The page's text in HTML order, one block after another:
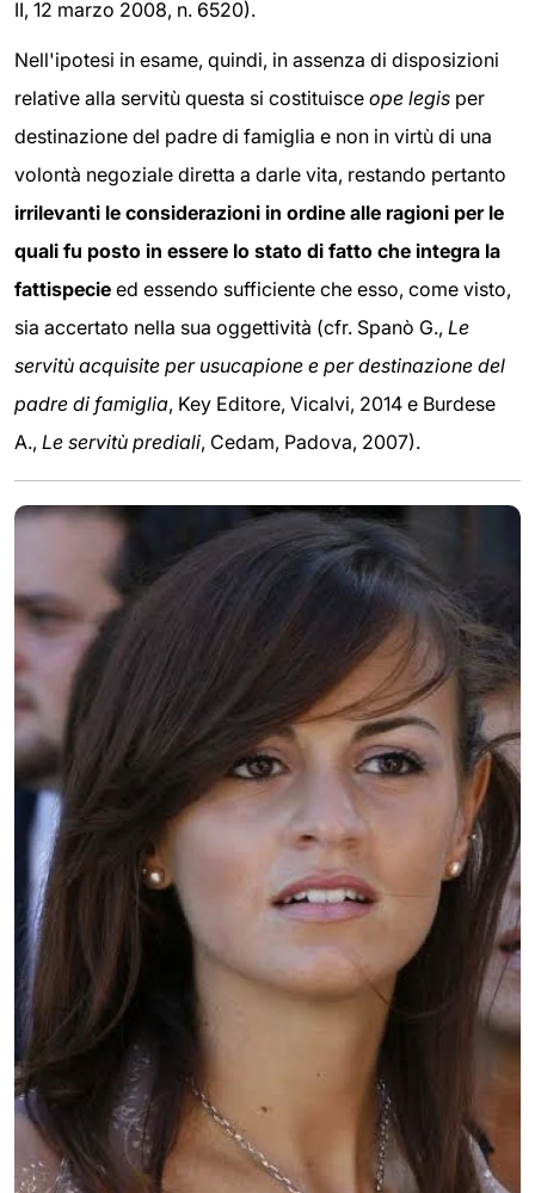
II, 12 marzo 2008, n. 6520).
Nell'ipotesi in esame, quindi, in assenza di disposizioni
relative alla servitù questa si costituisce ope legis per
destinazione del padre di famiglia e non in virtù di una
volontà negoziale diretta a darle vita, restando pertanto
irrilevanti le considerazioni in ordine alle ragioni per le
quali fu posto in essere lo stato di fatto che integra la
fattispecie ed essendo sufficiente che esso, come visto,
sia accertato nella sua oggettività (cfr. Spanò G., Le
servitù acquisite per usucapione e per destinazione del
padre di famiglia, Key Editore, Vicalvi, 2014 e Burdese
A., Le servitù prediali, Cedam, Padova, 2007).